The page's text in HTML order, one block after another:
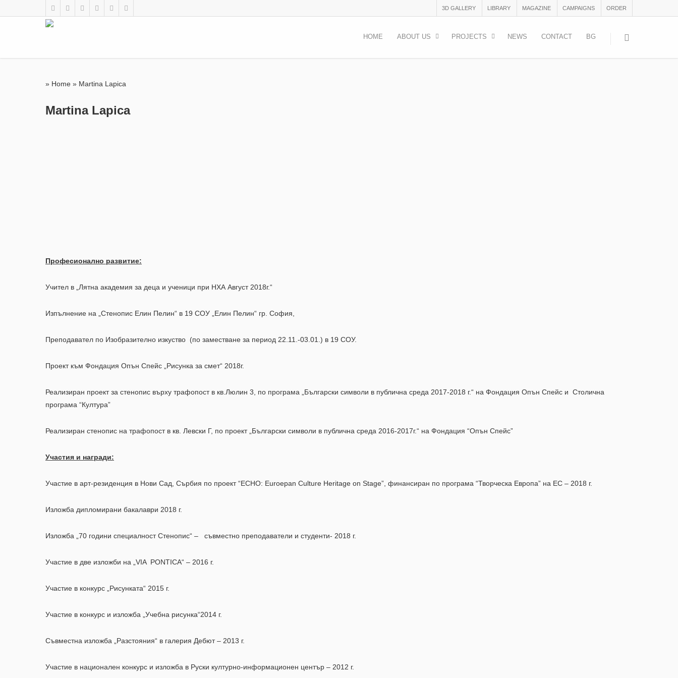
3D GALLERY LIBRARY MAGAZINE CAMPAIGNS ORDER
HOME ABOUT US PROJECTS NEWS CONTACT BG
» Home » Martina Lapica
Martina Lapica
Професионално развитие:
Учител в „Лятна академия за деца и ученици при НХА Август 2018г.“
Изпълнение на „Стенопис Елин Пелин“ в 19 СОУ „Елин Пелин“ гр. София,
Преподавател по Изобразително изкуство (по заместване за период 22.11.-03.01.) в 19 СОУ.
Проект към Фондация Опън Спейс „Рисунка за смет“ 2018г.
Реализиран проект за стенопис върху трафопост в кв.Люлин 3, по програма „Български символи в публична среда 2017-2018 г.“ на Фондация Опън Спейс и Столична
програма “Култура”
Реализиран стенопис на трафопост в кв. Левски Г, по проект „Български символи в публична среда 2016-2017г.“ на Фондация “Опън Спейс”
Участия и награди:
Участие в арт-резиденция в Нови Сад, Сърбия по проект “ECHO: Euroepan Culture Heritage on Stage”, финансиран по програма “Творческа Европа” на ЕС – 2018 г.
Изложба дипломирани бакалаври 2018 г.
Изложба „70 години специалност Стенопис“ – съвместно преподаватели и студенти- 2018 г.
Участие в две изложби на „VIA PONTICA“ – 2016 г.
Участие в конкурс „Рисунката“ 2015 г.
Участие в конкурс и изложба „Учебна рисунка“2014 г.
Съвместна изложба „Разстояния“ в галерия Дебют – 2013 г.
Участие в национален конкурс и изложба в Руски културно-информационен център – 2012 г.